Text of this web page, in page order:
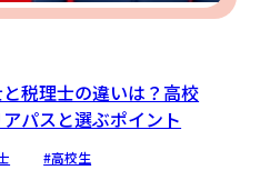
と税理士の違いは？高校
パスと選ぶポイント
#高校生